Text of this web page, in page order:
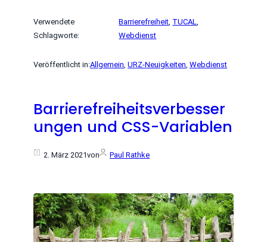
Verwendete
Schlagworte:
Barrierefreiheit, TUCAL
Webdienst
Veröffentlicht in:Allgemein, URZ-Neuigkeiten, Webdienst
Barrierefreiheitsverbesser
ungen und CSS-Variablen
2. März 2021von Paul Rathke